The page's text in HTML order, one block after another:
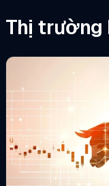
Thị trường